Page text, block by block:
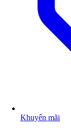
Khuyến mãi